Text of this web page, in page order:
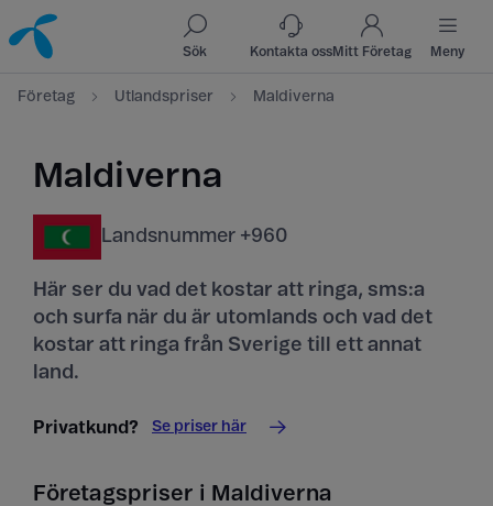
Till innehåll
Till sök
Sök Kontakta ossMitt Företag Meny
Företag Utlandspriser Maldiverna
Maldiverna
Landsnummer +960
Här ser du vad det kostar att ringa, sms:a
och surfa när du är utomlands och vad det
kostar att ringa från Sverige till ett annat
land.
Privatkund? Se priser här
Företagspriser i Maldiverna